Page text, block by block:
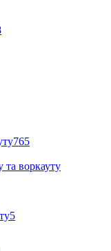
765
та воркауту
5